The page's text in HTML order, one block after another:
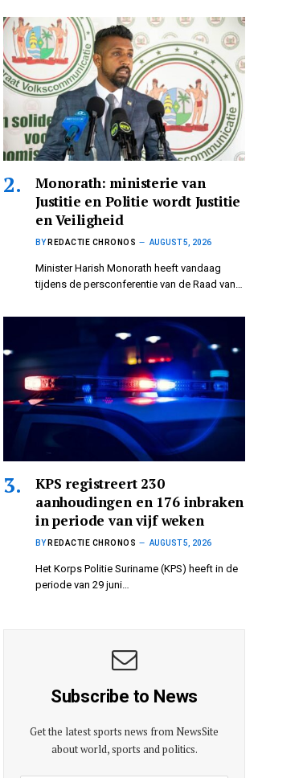
Monorath: ministerie van
Justitie en Politie wordt Justitie
en Veiligheid
BY REDACTIE CHRONOS AUGUST 5, 2026
Minister Harish Monorath heeft vandaag
tijdens de persconferentie van de Raad van…
KPS registreert 230
aanhoudingen en 176 inbraken
in periode van vijf weken
BY REDACTIE CHRONOS AUGUST 5, 2026
Het Korps Politie Suriname (KPS) heeft in de
periode van 29 juni…
Subscribe to News
Get the latest sports news from NewsSite
about world, sports and politics.